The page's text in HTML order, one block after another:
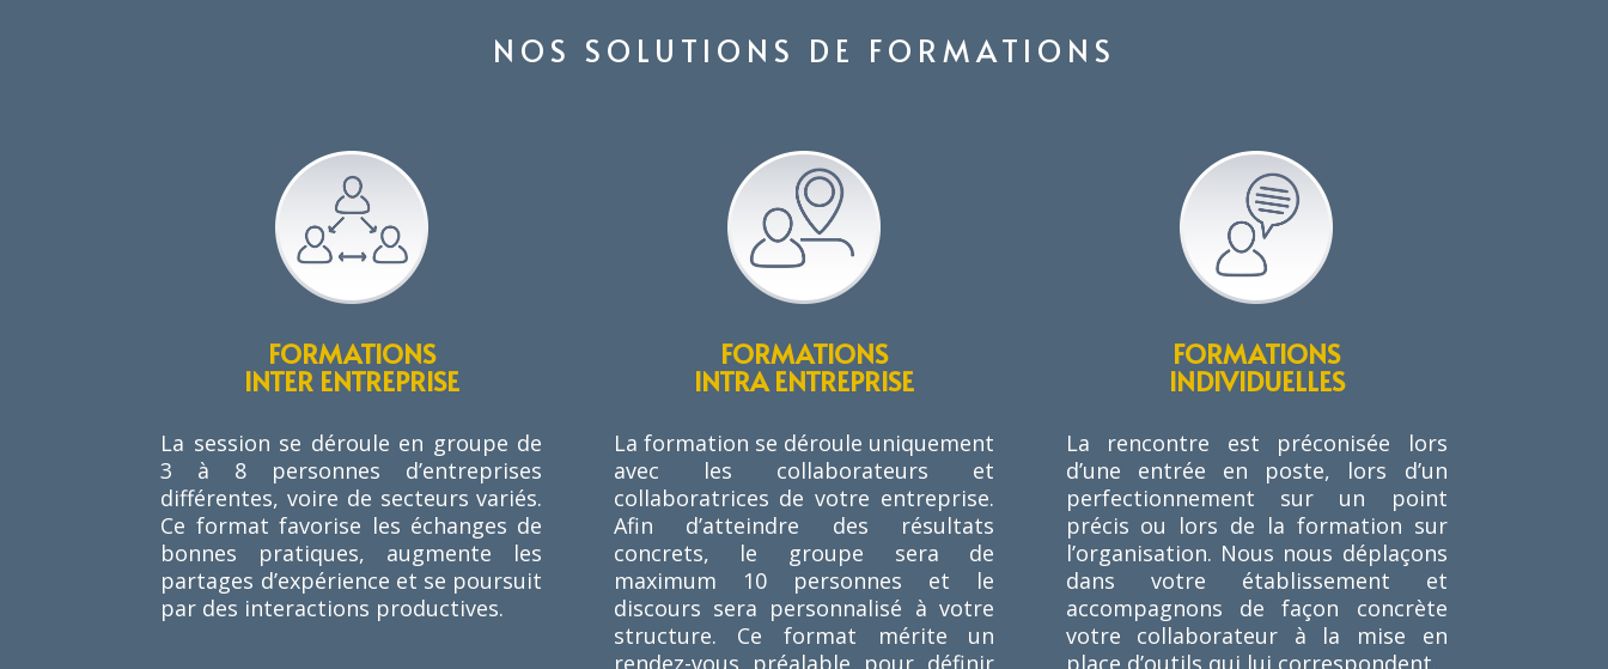
NOS SOLUTIONS DE FORMATIONS
FORMATIONS
INTER ENTREPRISE
La session se déroule en groupe de
3 à 8 personnes d’entreprises
différentes, voire de secteurs variés.
Ce format favorise les échanges de
bonnes pratiques, augmente les
partages d’expérience et se poursuit
par des interactions productives.
FORMATIONS
INTRA ENTREPRISE
La formation se déroule uniquement
avec les collaborateurs et
collaboratrices de votre entreprise.
Afin d’atteindre des résultats
concrets, le groupe sera de
maximum 10 personnes et le
discours sera personnalisé à votre
structure. Ce format mérite un
rendez-vous préalable pour définir
FORMATIONS
INDIVIDUELLES
La rencontre est préconisée lors
d’une entrée en poste, lors d’un
perfectionnement sur un point
précis ou lors de la formation sur
l’organisation. Nous nous déplaçons
dans votre établissement et
accompagnons de façon concrète
votre collaborateur à la mise en
place d’outils qui lui correspondent.